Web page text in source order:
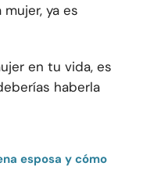
ya es
en tu vida, es
haberla
esposa y cómo